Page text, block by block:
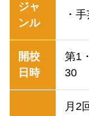
ジャ
ンル
・
開校
日時
第1
30
月2